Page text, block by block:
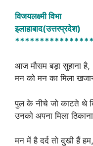
at
s
p
p
c
e
o
o
k
विजयलक्ष्मी विभा
इलाहाबाद(उत्तरप्रदेश)
आज मौसम बड़ा सुहाना है,
मन को मन का मिला
पुल के नीचे जो काटते थे
उनको अपना मिला
मन में है दर्द तो दुखी हैं हम,